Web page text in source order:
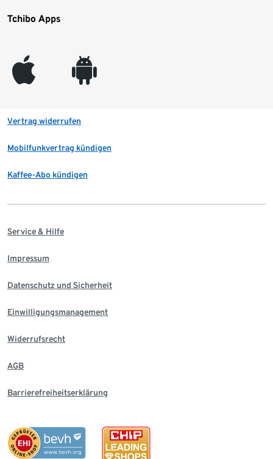
Tchibo Apps
appleinc android
Vertrag widerrufen
Mobilfunkvertrag kündigen
Kaffee-Abo kündigen
Service & Hilfe
Impressum
Datenschutz und Sicherheit
Einwilligungsmanagement
Widerrufsrecht
AGB
Barrierefreiheitserklärung